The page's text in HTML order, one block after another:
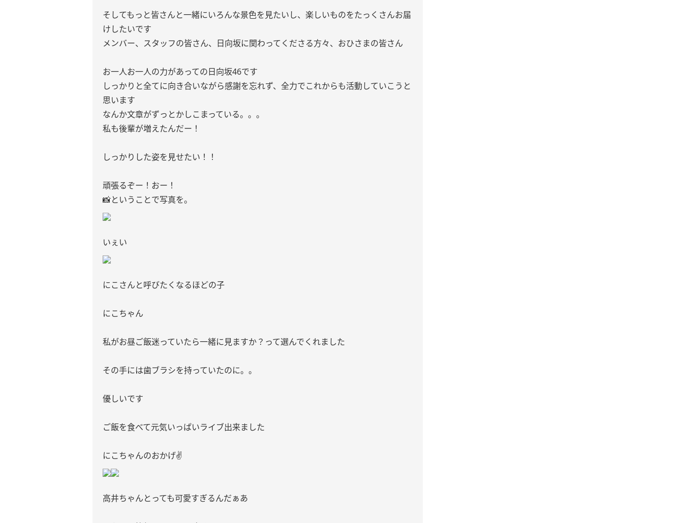
そしてもっと皆さんと一緒にいろんな景色を見たいし、楽しいものをたっくさんお届
けしたいです
メンバー、スタッフの皆さん、日向坂に関わってくださる方々、おひさまの皆さん
お一人お一人の力があっての日向坂46です
しっかりと全てに向き合いながら感謝を忘れず、全力でこれからも活動していこうと
思います
なんか文章がずっとかしこまっている。。。
私も後輩が増えたんだー！
しっかりした姿を見せたい！！
頑張るぞー！おー！
📸ということで写真を。
いぇい
にこさんと呼びたくなるほどの子
にこちゃん
私がお昼ご飯迷っていたら一緒に見ますか？って選んでくれました
その手には歯ブラシを持っていたのに。。
優しいです
ご飯を食べて元気いっぱいライブ出来ました
にこちゃんのおかげ✌️
高井ちゃんとっても可愛すぎるんだぁあ